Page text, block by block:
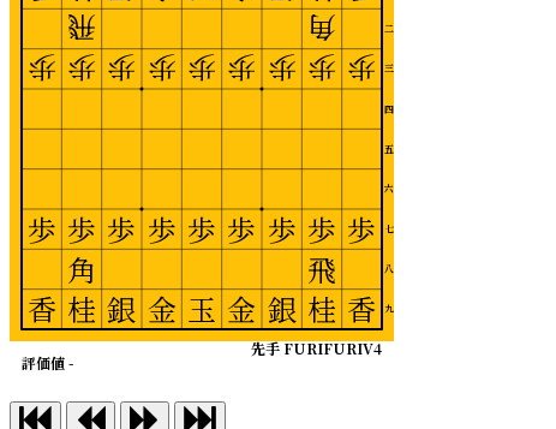
二
三
四
五
六
七
八
九
先手 FURIFURIV4
評価値 -
歩
歩
香
角
歩
歩
飛
桂
歩
歩
銀
歩
歩
金
歩
歩
玉
歩
歩
金
歩
歩
銀
飛
歩
歩
角
桂
歩
歩
香